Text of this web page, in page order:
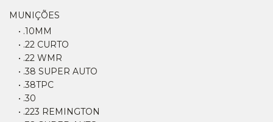
MUNIÇÕES
• .10MM
• .22 CURTO
• .22 WMR
• .38 SUPER AUTO
• .38TPC
• .30
• .223 REMINGTON